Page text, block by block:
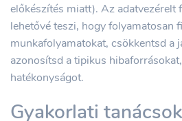
előkészítés miatt). Az adatvezérelt
lehetővé teszi, hogy folyamatosan
munkafolyamatokat, csökkentsd a
azonosítsd a tipikus
hatékonyságot.
Gyakorlati